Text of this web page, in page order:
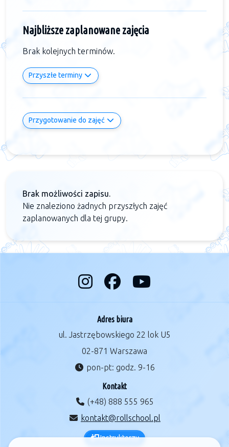
Najbliższe zaplanowane zajęcia
Brak kolejnych terminów.
Przyszłe terminy
Przygotowanie do zajęć
Brak możliwości zapisu.
Nie znaleziono żadnych przyszłych zajęć
zaplanowanych dla tej grupy.
Adres biura
ul. Jastrzębowskiego 22 lok U5
02-871 Warszawa
pon-pt: godz. 9-16
Kontakt
(+48) 888 555 965
kontakt@rollschool.pl
Instruktorzy